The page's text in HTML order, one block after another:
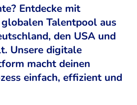
Entdecke mit
Talentpool aus
den USA und
Unsere digitale
macht deinen
einfach, effizient und